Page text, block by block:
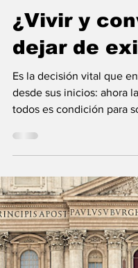
María Mercedes y
10 jun
14 min de lectura
¿Vivir y
dejar de
desde sus inicios: ahora
todos es condición para
21